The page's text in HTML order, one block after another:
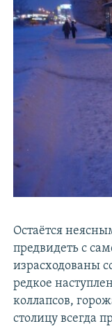
Остаётся
предвидеть с
израсходованы
редкое
коллапсов,
столицу всегда